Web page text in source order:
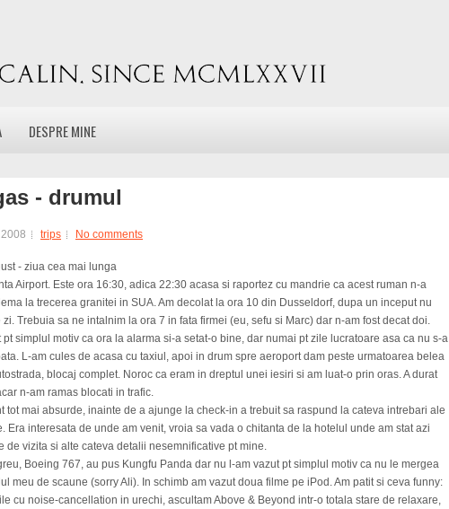
DESPRE MINE
- drumul
trips No comments
- ziua cea mai lunga
Airport. Este ora 16:30, adica 22:30 acasa si raportez cu mandrie ca acest ruman n-a
la trecerea granitei in SUA. Am decolat la ora 10 din Dusseldorf, dupa un inceput nu
Trebuia sa ne intalnim la ora 7 in fata firmei (eu, sefu si Marc) dar n-am fost decat doi.
pt simplul motiv ca ora la alarma si-a setat-o bine, dar numai pt zile lucratoare asa ca nu s-a
L-am cules de acasa cu taxiul, apoi in drum spre aeroport dam peste urmatoarea belea
blocaj complet. Noroc ca eram in dreptul unei iesiri si am luat-o prin oras. A durat
n-am ramas blocati in trafic.
tot mai absurde, inainte de a ajunge la check-in a trebuit sa raspund la cateva intrebari ale
Era interesata de unde am venit, vroia sa vada o chitanta de la hotelul unde am stat azi
de vizita si alte cateva detalii nesemnificative pt mine.
Boeing 767, au pus Kungfu Panda dar nu l-am vazut pt simplul motiv ca nu le mergea
meu de scaune (sorry Ali). In schimb am vazut doua filme pe iPod. Am patit si ceva funny:
cu noise-cancellation in urechi, ascultam Above & Beyond intr-o totala stare de relaxare,